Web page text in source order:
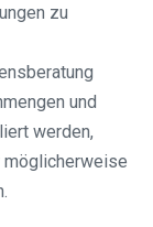
zu
und
werden,
möglicherweise